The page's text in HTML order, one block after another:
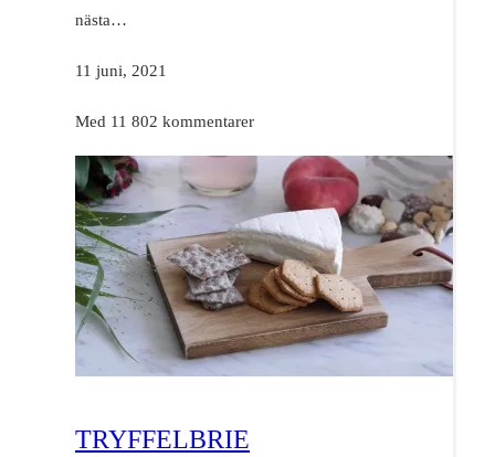
nästa…
11 juni, 2021
Med 11 802 kommentarer
TRYFFELBRIE